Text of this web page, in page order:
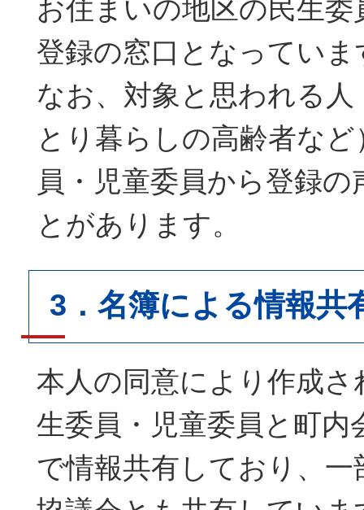
お住まいの地区の民生委
登録の窓口となっていま
なお、対象と思われる
とり暮らしの高齢者な
員・児童委員から登録
とがあります。
3．名簿による情報共
本人の同意により作成さ
生委員・児童委員と町内
で情報共有しており、一